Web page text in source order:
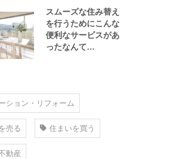
スムーズな住み替え
を行うためにこんな
便利なサービスがあ
ったなんて…
ション・リフォーム
売る 住まいを買う
動産